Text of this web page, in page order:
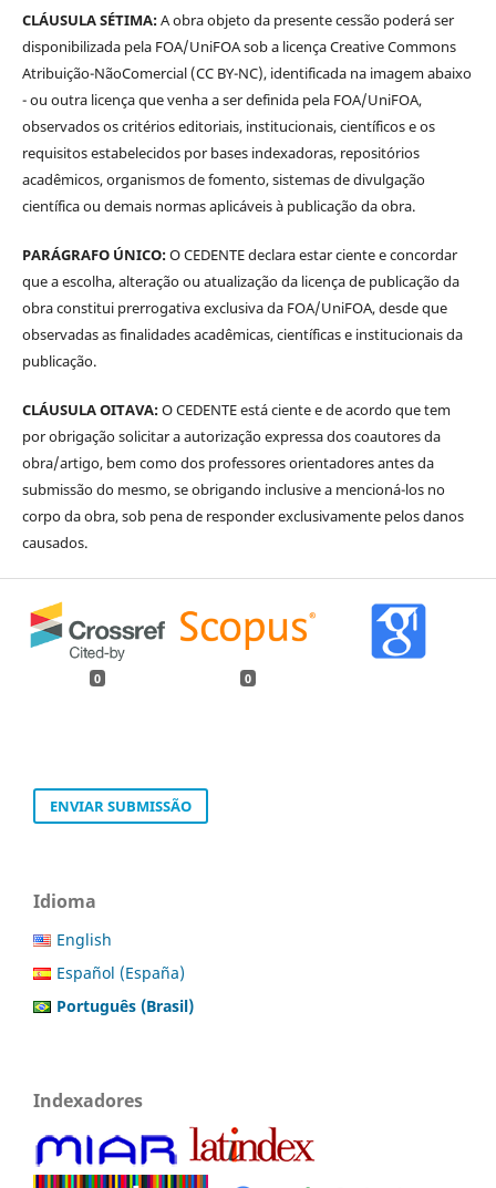
CLÁUSULA SÉTIMA:A obra objeto da presente cessão poderá ser
disponibilizada pela FOA/UniFOA sob a licença Creative Commons
Atribuição-NãoComercial (CC BY-NC), identificada na imagem abaixo
- ou outra licença que venha a ser definida pela FOA/UniFOA,
observados os critérios editoriais, institucionais, científicos e os
requisitos estabelecidos por bases indexadoras, repositórios
acadêmicos, organismos de fomento, sistemas de divulgação
científica ou demais normas aplicáveis à publicação da obra.
PARÁGRAFO ÚNICO:O CEDENTE declara estar ciente e concordar
que a escolha, alteração ou atualização da licença de publicação da
obra constitui prerrogativa exclusiva da FOA/UniFOA, desde que
observadas as finalidades acadêmicas, científicas e institucionais da
publicação.
CLÁUSULA OITAVA:O CEDENTE está ciente e de acordo que tem
por obrigação solicitar a autorização expressa dos coautores da
obra/artigo, bem como dos professores orientadores antes da
submissão do mesmo, se obrigando inclusive a mencioná-los no
corpo da obra, sob pena de responder exclusivamente pelos danos
causados.
0 0
ENVIAR SUBMISSÃO
Idioma
English
Español (España)
Português (Brasil)
Indexadores